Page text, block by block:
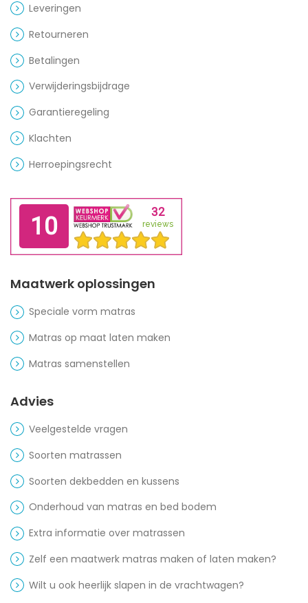
Leveringen
Retourneren
Betalingen
Verwijderingsbijdrage
Garantieregeling
Klachten
Herroepingsrecht
Maatwerk oplossingen
Speciale vorm matras
Matras op maat laten maken
Matras samenstellen
Advies
Veelgestelde vragen
Soorten matrassen
Soorten dekbedden en kussens
Onderhoud van matras en bed bodem
Extra informatie over matrassen
Zelf een maatwerk matras maken of laten maken?
Wilt u ook heerlijk slapen in de vrachtwagen?